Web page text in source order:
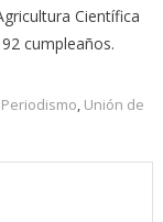
Científica
cumpleaños.
Periodismo Unión de